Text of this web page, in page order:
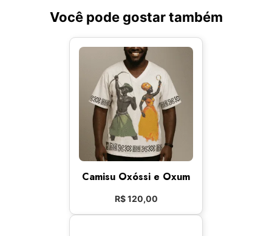
Você pode gostar também
Camisu Oxóssi e Oxum
R$120,00